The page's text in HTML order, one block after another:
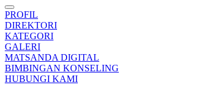
PROFIL
DIREKTORI
KATEGORI
GALERI
MATSANDA DIGITAL
BIMBINGAN KONSELING
HUBUNGI KAMI